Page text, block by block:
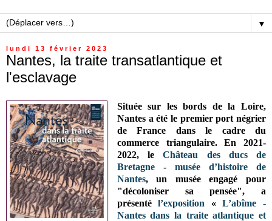
▼
lundi 13 février 2023
Nantes, la traite transatlantique et
l'esclavage
Située sur les bords de la Loire,
Nantes a été le premier port négrier
de France dans le cadre du
commerce triangulaire. En 2021-
2022, leChâteau des ducs de
Bretagne- musée d’histoire de
Nantes, un musée engagé pour
"décoloniser sa pensée", a
présentél’exposition «L’abîme -
Nantes dans la traite atlantique et